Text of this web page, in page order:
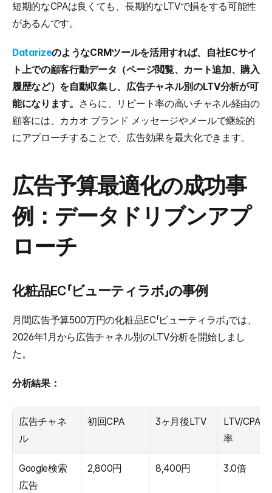
短期的なCPAは良くても、長期的なLTVで損をする可能性
があるんです。
DatarizeのようなCRMツールを活用すれば、自社ECサイ
ト上での顧客行動データ（ページ閲覧、カート追加、購入
履歴など）を自動収集し、広告チャネル別のLTV分析が可
能になります。
さらに、リピート率の高いチャネル経由の
顧客には、カカオ ブランド メッセージやメールで継続的
にアプローチすることで、広告効果を最大化できます。
広告予算最適化の成功事
例：データドリブンアプ
ローチ
化粧品EC「ビューティラボ」の事例
月間広告予算500万円の化粧品EC「ビューティラボ」では、
2026年1月から広告チャネル別のLTV分析を開始しまし
た。
分析結果：
広告チャネ
ル
初回CPA 3ヶ月後LTV
LTV/CPA比
率
Google検索
広告
2,800円 8,400円 3.0倍